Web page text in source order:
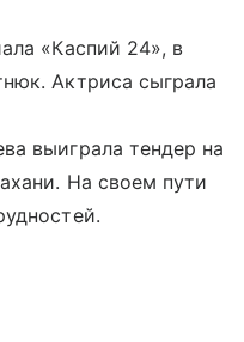
«Каспий 24», в
Актриса сыграла
выиграла тендер на
На своем пути